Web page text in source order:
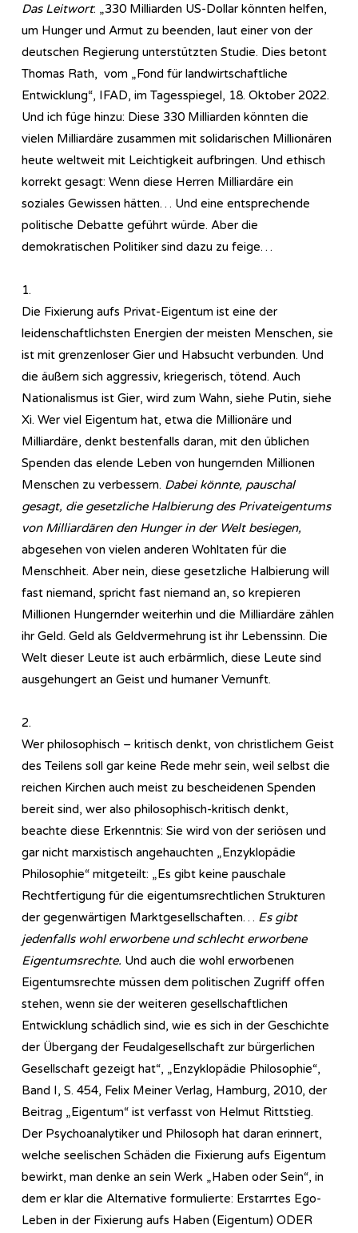
Das Leitwort: „330 Milliarden US-Dollar könnten helfen,
um Hunger und Armut zu beenden, laut einer von der
deutschen Regierung unterstützten Studie. Dies betont
Thomas Rath, vom „Fond für landwirtschaftliche
Entwicklung“, IFAD, im Tagesspiegel, 18. Oktober 2022.
Und ich füge hinzu: Diese 330 Milliarden könnten die
vielen Milliardäre zusammen mit solidarischen Millionären
heute weltweit mit Leichtigkeit aufbringen. Und ethisch
korrekt gesagt: Wenn diese Herren Milliardäre ein
soziales Gewissen hätten… Und eine entsprechende
politische Debatte geführt würde. Aber die
demokratischen Politiker sind dazu zu feige…
1.
Die Fixierung aufs Privat-Eigentum ist eine der
leidenschaftlichsten Energien der meisten Menschen, sie
ist mit grenzenloser Gier und Habsucht verbunden. Und
die äußern sich aggressiv, kriegerisch, tötend. Auch
Nationalismus ist Gier, wird zum Wahn, siehe Putin, siehe
Xi. Wer viel Eigentum hat, etwa die Millionäre und
Milliardäre, denkt bestenfalls daran, mit den üblichen
Spenden das elende Leben von hungernden Millionen
Menschen zu verbessern. Dabei könnte, pauschal
gesagt, die gesetzliche Halbierung des Privateigentums
von Milliardären den Hunger in der Welt besiegen,
abgesehen von vielen anderen Wohltaten für die
Menschheit. Aber nein, diese gesetzliche Halbierung will
fast niemand, spricht fast niemand an, so krepieren
Millionen Hungernder weiterhin und die Milliardäre zählen
ihr Geld. Geld als Geldvermehrung ist ihr Lebenssinn. Die
Welt dieser Leute ist auch erbärmlich, diese Leute sind
ausgehungert an Geist und humaner Vernunft.
2.
Wer philosophisch – kritisch denkt, von christlichem Geist
des Teilens soll gar keine Rede mehr sein, weil selbst die
reichen Kirchen auch meist zu bescheidenen Spenden
bereit sind, wer also philosophisch-kritisch denkt,
beachte diese Erkenntnis: Sie wird von der seriösen und
gar nicht marxistisch angehauchten „Enzyklopädie
Philosophie“ mitgeteilt: „Es gibt keine pauschale
Rechtfertigung für die eigentumsrechtlichen Strukturen
der gegenwärtigen Marktgesellschaften… Es gibt
jedenfalls wohl erworbene und schlecht erworbene
Eigentumsrechte. Und auch die wohl erworbenen
Eigentumsrechte müssen dem politischen Zugriff offen
stehen, wenn sie der weiteren gesellschaftlichen
Entwicklung schädlich sind, wie es sich in der Geschichte
der Übergang der Feudalgesellschaft zur bürgerlichen
Gesellschaft gezeigt hat“, „Enzyklopädie Philosophie“,
Band I, S. 454, Felix Meiner Verlag, Hamburg, 2010, der
Beitrag „Eigentum“ ist verfasst von Helmut Rittstieg.
Der Psychoanalytiker und Philosoph hat daran erinnert,
welche seelischen Schäden die Fixierung aufs Eigentum
bewirkt, man denke an sein Werk „Haben oder Sein“, in
dem er klar die Alternative formulierte: Erstarrtes Ego-
Leben in der Fixierung aufs Haben (Eigentum) ODER